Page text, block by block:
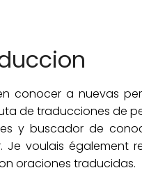
conocer a nuevas
de traducciones de
y buscador de
voulais également
oraciones traducidas.